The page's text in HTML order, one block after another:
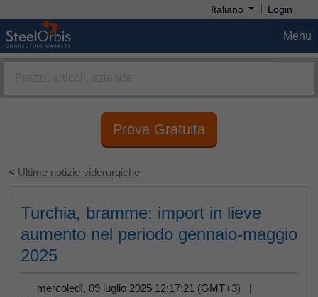
Italiano | Login
Menu
Prova Gratuita
< Ultime notizie siderurgiche
Turchia, bramme: import in lieve
aumento nel periodo gennaio-maggio
2025
mercoledì, 09 luglio 2025 12:17:21 (GMT+3) |